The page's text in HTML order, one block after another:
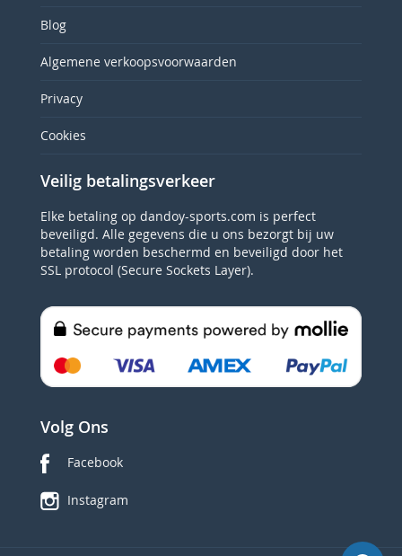
Blog
Algemene verkoopsvoorwaarden
Privacy
Cookies
Veilig betalingsverkeer
Elke betaling op dandoy-sports.com is perfect
beveiligd. Alle gegevens die u ons bezorgt bij uw
betaling worden beschermd en beveiligd door het
SSL protocol (Secure Sockets Layer).
Volg Ons
Facebook
Instagram